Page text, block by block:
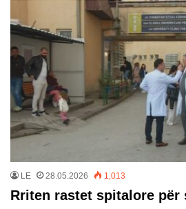
LE 28.05.2026 1,013
Rriten rastet spitalore për